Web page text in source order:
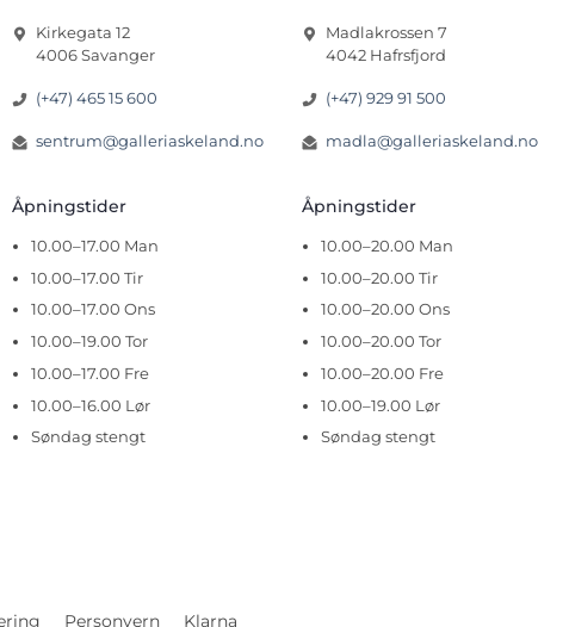
Kirkegata 12
4006 Savanger
(+47) 465 15 600
sentrum@galleriaskeland.no
Åpningstider
10.00–17.00 Man
10.00–17.00 Tir
10.00–17.00 Ons
10.00–19.00 Tor
10.00–17.00 Fre
10.00–16.00 Lør
Søndag stengt
Madlakrossen 7
4042 Hafrsfjord
(+47) 929 91 500
madla@galleriaskeland.no
Åpningstider
10.00–20.00 Man
10.00–20.00 Tir
10.00–20.00 Ons
10.00–20.00 Tor
10.00–20.00 Fre
10.00–19.00 Lør
Søndag stengt
Personvern Klarna